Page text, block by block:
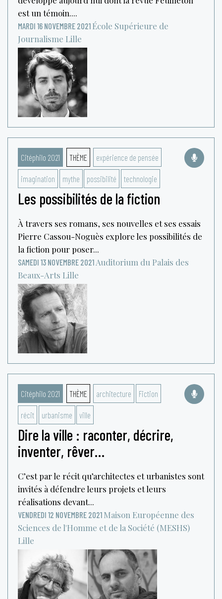
est un témoin....
MARDI 16 NOVEMBRE 2021 École Supérieure de
Journalisme Lille
Citéphilo 2021 THÈME expérience de pensée
imagination mythe possibilité technologie
Les possibilités de la fiction
À travers ses romans, ses nouvelles et ses essais
Pierre Cassou-Noguès explore les possibilités de
la fiction pour poser...
SAMEDI 13 NOVEMBRE 2021 Auditorium du Palais des
Beaux-Arts Lille
Citéphilo 2021 THÈME architecture Fiction
récit urbanisme ville
Dire la ville : raconter, décrire,
inventer, rêver…
C’est par le récit qu’architectes et urbanistes sont
invités à défendre leurs projets et leurs
réalisations devant...
VENDREDI 12 NOVEMBRE 2021 Maison Européenne des
Sciences de l'Homme et de la Société (MESHS)
Lille